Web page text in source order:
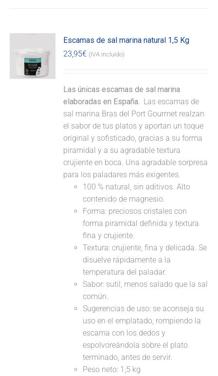
Escamas de sal marina natural 1,5 Kg
23,95€ (IVA incluido)
Las únicas escamas de sal marina
elaboradas en España. Las escamas de
sal marina Bras del Port Gourmet realzan
el sabor de tus platos y aportan un toque
original y sofisticado, gracias a su forma
piramidal y a su agradable textura
crujiente en boca. Una agradable sorpresa
para los paladares más exigentes.
100 % natural, sin aditivos. Alto
contenido de magnesio.
Forma: preciosos cristales con
forma piramidal definida y textura
fina y crujiente.
Textura: crujiente, fina y delicada. Se
disuelve rápidamente a la
temperatura del paladar.
Sabor: sutil, menos salado que la sal
común.
Sugerencias de uso: se aconseja su
uso en el emplatado, rompiendo la
escama con los dedos y
espolvoreándola sobre el plato
terminado, antes de servir.
Peso neto: 1,5 kg